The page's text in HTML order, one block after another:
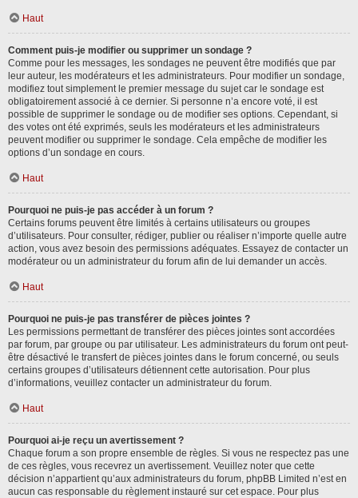
Haut
Comment puis-je modifier ou supprimer un sondage ?
Comme pour les messages, les sondages ne peuvent être modifiés que par
leur auteur, les modérateurs et les administrateurs. Pour modifier un sondage,
modifiez tout simplement le premier message du sujet car le sondage est
obligatoirement associé à ce dernier. Si personne n’a encore voté, il est
possible de supprimer le sondage ou de modifier ses options. Cependant, si
des votes ont été exprimés, seuls les modérateurs et les administrateurs
peuvent modifier ou supprimer le sondage. Cela empêche de modifier les
options d’un sondage en cours.
Haut
Pourquoi ne puis-je pas accéder à un forum ?
Certains forums peuvent être limités à certains utilisateurs ou groupes
d’utilisateurs. Pour consulter, rédiger, publier ou réaliser n’importe quelle autre
action, vous avez besoin des permissions adéquates. Essayez de contacter un
modérateur ou un administrateur du forum afin de lui demander un accès.
Haut
Pourquoi ne puis-je pas transférer de pièces jointes ?
Les permissions permettant de transférer des pièces jointes sont accordées
par forum, par groupe ou par utilisateur. Les administrateurs du forum ont peut-
être désactivé le transfert de pièces jointes dans le forum concerné, ou seuls
certains groupes d’utilisateurs détiennent cette autorisation. Pour plus
d’informations, veuillez contacter un administrateur du forum.
Haut
Pourquoi ai-je reçu un avertissement ?
Chaque forum a son propre ensemble de règles. Si vous ne respectez pas une
de ces règles, vous recevrez un avertissement. Veuillez noter que cette
décision n’appartient qu’aux administrateurs du forum, phpBB Limited n’est en
aucun cas responsable du règlement instauré sur cet espace. Pour plus